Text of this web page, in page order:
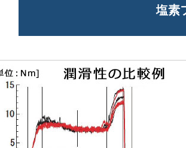
塩素